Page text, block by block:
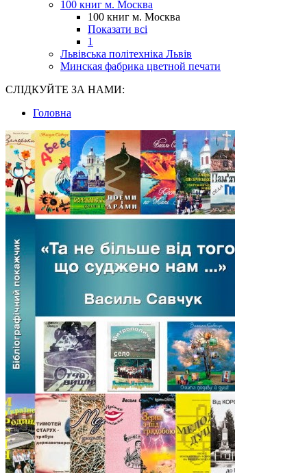
100 книг м. Москва
100 книг м. Москва
Показати всі
1
Львівська політехніка Львів
Минская фабрика цветной печати
СЛІДКУЙТЕ ЗА НАМИ:
Головна